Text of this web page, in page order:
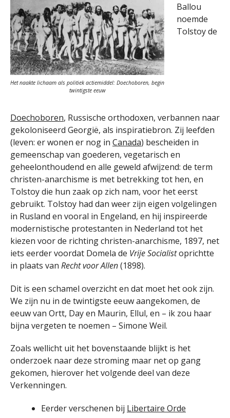
Het naakte lichaam als politiek actiemiddel: Doechoboren, begin
twintigste eeuw
Ballou
noemde
Tolstoy de
Doechoboren, Russische orthodoxen, verbannen naar
gekoloniseerd Georgië, als inspiratiebron. Zij leefden
(leven: er wonen er nog in Canada) bescheiden in
gemeenschap van goederen, vegetarisch en
geheelonthoudend en alle geweld afwijzend: de term
christen-anarchisme is met betrekking tot hen, en
Tolstoy die hun zaak op zich nam, voor het eerst
gebruikt. Tolstoy had dan weer zijn eigen volgelingen
in Rusland en vooral in Engeland, en hij inspireerde
modernistische protestanten in Nederland tot het
kiezen voor de richting christen-anarchisme, 1897, net
iets eerder voordat Domela de Vrije Socialistoprichtte
in plaats van Recht voor Allen(1898).
Dit is een schamel overzicht en dat moet het ook zijn.
We zijn nu in de twintigste eeuw aangekomen, de
eeuw van Ortt, Day en Maurin, Ellul, en – ik zou haar
bijna vergeten te noemen – Simone Weil.
Zoals wellicht uit het bovenstaande blijkt is het
onderzoek naar deze stroming maar net op gang
gekomen, hierover het volgende deel van deze
Verkenningen.
Eerder verschenen bij Libertaire Orde